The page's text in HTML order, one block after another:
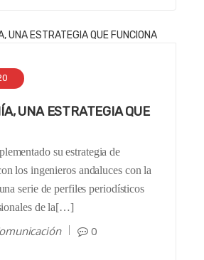
UNA ESTRATEGIA QUE
su estrategia de
los ingenieros andaluces con la
serie de perfiles periodísticos
de la[…]
0